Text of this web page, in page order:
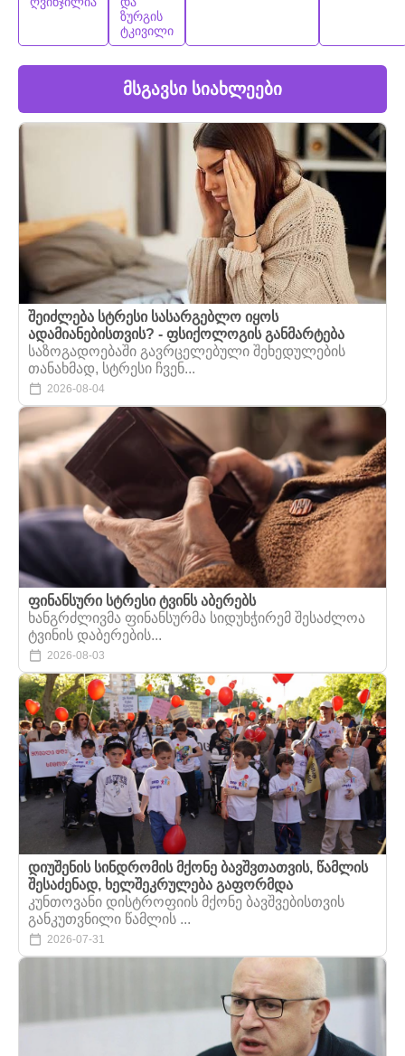
ზურგის
ტკივილი
მსგავსი სიახლეები
შეიძლება სტრესი სასარგებლო იყოს
ადამიანებისთვის? - ფსიქოლოგის განმარტება
საზოგადოებაში გავრცელებული შეხედულების
თანახმად, სტრესი ჩვენ...
2026-08-04
ფინანსური სტრესი ტვინს აბერებს
ხანგრძლივმა ფინანსურმა სიდუხჭირემ შესაძლოა
ტვინის დაბერების...
2026-08-03
დიუშენის სინდრომის მქონე ბავშვთათვის, წამლის
შესაძენად, ხელშეკრულება გაფორმდა
კუნთოვანი დისტროფიის მქონე ბავშვებისთვის
განკუთვნილი წამლის ...
2026-07-31